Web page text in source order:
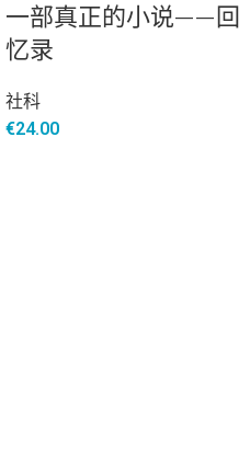
一部真正的小说——回
忆录
社科
€24.00